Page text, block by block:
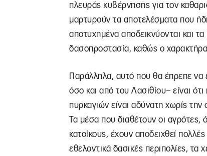
πλευράς κυβέρνησης για τον
μαρτυρούν τα αποτελέσματα που
αποτυχημένα αποδεικνύονται και
δασοπροστασία, καθώς ο
Παράλληλα, αυτό που θα έπρεπε να
όσο και από του Λασιθίου– είναι
πυρκαγιών είναι αδύνατη χωρίς την
Τα μέσα που διαθέτουν οι αγρότες,
κατοίκους, έχουν αποδειχθεί
εθελοντικά δασικές περιπολίες, τα